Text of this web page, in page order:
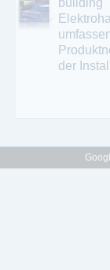
der